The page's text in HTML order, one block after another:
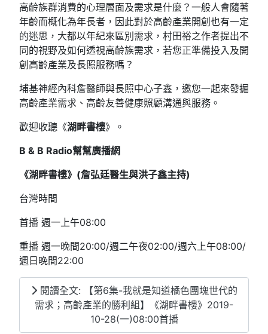
高齡族群消費的心理層面及需求是什麼？一般人會隨著
年齡而概化為年長者，因此對於高齡產業開創也有一定
的迷思，大都以年紀來區別需求，村田裕之作者提出不
同的視野及如何透視高齡族需求，若您正準備投入及開
創高齡產業及長照服務嗎？
埔基神經內科詹醫師與長照中心子鑫，邀您一起來發掘
高齡產業需求、高齡友善健康照顧溝通與服務。
歡迎收聽《湖畔書樓》。
B & B Radio幫幫廣播網
《湖畔書樓》(詹弘廷醫生與洪子鑫主持)
台灣時間
首播 週一上午08:00
重播 週一晚間20:00/週二午夜02:00/週六上午08:00/
週日晚間22:00
閱讀全文: 【第6集-我就是知道橘色團塊世代的
需求；高齡產業的勝利組】《湖畔書樓》2019-
10-28(一)08:00首播